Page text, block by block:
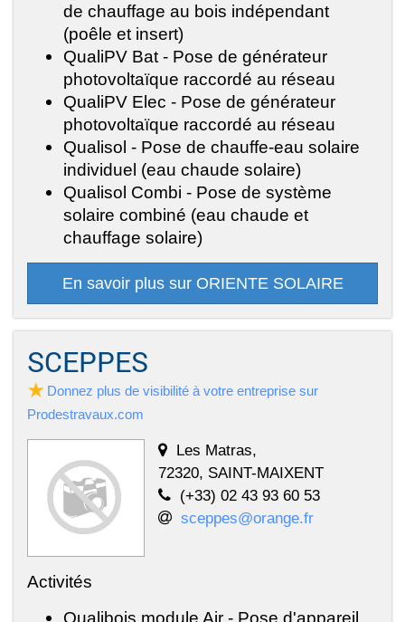
de chauffage au bois indépendant
(poêle et insert)
QualiPV Bat - Pose de générateur
photovoltaïque raccordé au réseau
QualiPV Elec - Pose de générateur
photovoltaïque raccordé au réseau
Qualisol - Pose de chauffe-eau solaire
individuel (eau chaude solaire)
Qualisol Combi - Pose de système
solaire combiné (eau chaude et
chauffage solaire)
En savoir plus sur ORIENTE SOLAIRE
SCEPPES
Donnez plus de visibilité à votre entreprise sur
Prodestravaux.com
Les Matras,
72320, SAINT-MAIXENT
(+33) 02 43 93 60 53
sceppes@orange.fr
Activités
Qualibois module Air - Pose d'appareil